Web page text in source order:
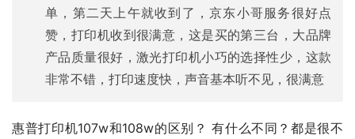
单，第二天上午就收到了，京东小哥服务很好点
赞，打印机收到很满意，这是买的第三台，大品牌
产品质量很好，激光打印机小巧的选择性少，这款
非常不错，打印速度快，声音基本听不见，很满意
惠普打印机107w和108w的区别？ 有什么不同？都是很不